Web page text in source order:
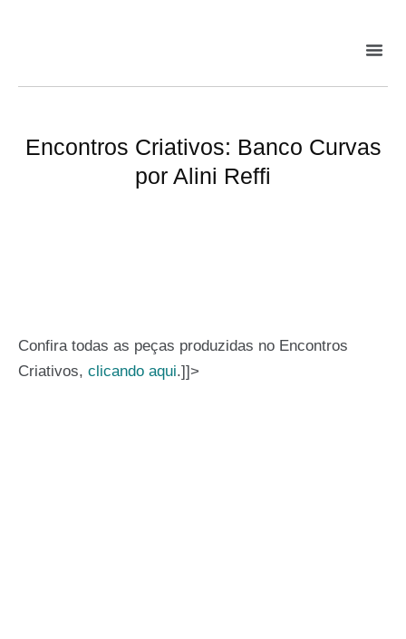
Encontros Criativos: Banco Curvas
por Alini Reffi
Confira todas as peças produzidas no Encontros
Criativos, clicando aqui.]]>